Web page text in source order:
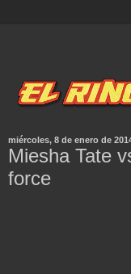
miércoles, 8 de enero de
Miesha Tate
force